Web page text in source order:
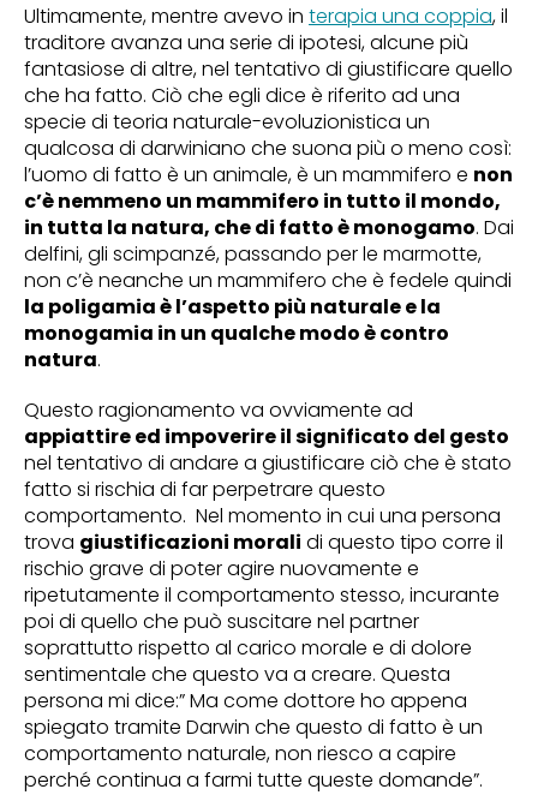
Ultimamente, mentre avevo in terapia una coppia, il
traditore avanza una serie di ipotesi, alcune più
fantasiose di altre, nel tentativo di giustificare quello
che ha fatto. Ciò che egli dice è riferito ad una
specie di teoria naturale-evoluzionistica un
qualcosa di darwiniano che suona più o meno così:
l’uomo di fatto è un animale, è un mammifero e non
c’è nemmeno un mammifero in tutto il mondo,
in tutta la natura, che di fatto è monogamo. Dai
delfini, gli scimpanzé, passando per le marmotte,
non c’è neanche un mammifero che è fedele quindi
la poligamia è l’aspetto più naturale e la
monogamia in un qualche modo è contro
natura.
Questo ragionamento va ovviamente ad
appiattire ed impoverire il significato del gesto
nel tentativo di andare a giustificare ciò che è stato
fatto si rischia di far perpetrare questo
comportamento. Nel momento in cui una persona
trova giustificazioni morali di questo tipo corre il
rischio grave di poter agire nuovamente e
ripetutamente il comportamento stesso, incurante
poi di quello che può suscitare nel partner
soprattutto rispetto al carico morale e di dolore
sentimentale che questo va a creare. Questa
persona mi dice:” Ma come dottore ho appena
spiegato tramite Darwin che questo di fatto è un
comportamento naturale, non riesco a capire
perché continua a farmi tutte queste domande”.